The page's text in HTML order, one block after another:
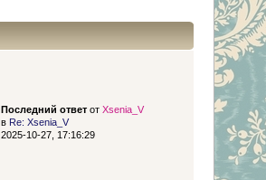
Последний ответот Xsenia_V
в Re: Xsenia_V
2025-10-27, 17:16:29